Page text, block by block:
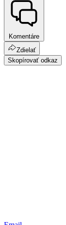
Komentáre
Zdielať
Skopírovať odkaz